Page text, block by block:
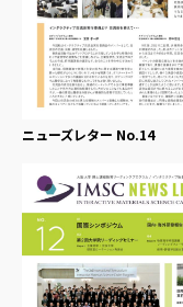
ニューズレター No.14